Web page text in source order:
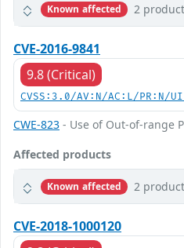
Known affected 2
CVE-2016-9841
9.8 (Critical)
CVSS:3.0/AV:N/AC:L/PR:N/
CWE-823 - Use of Out-of-range
Affected products
Known affected 2
CVE-2018-1000120